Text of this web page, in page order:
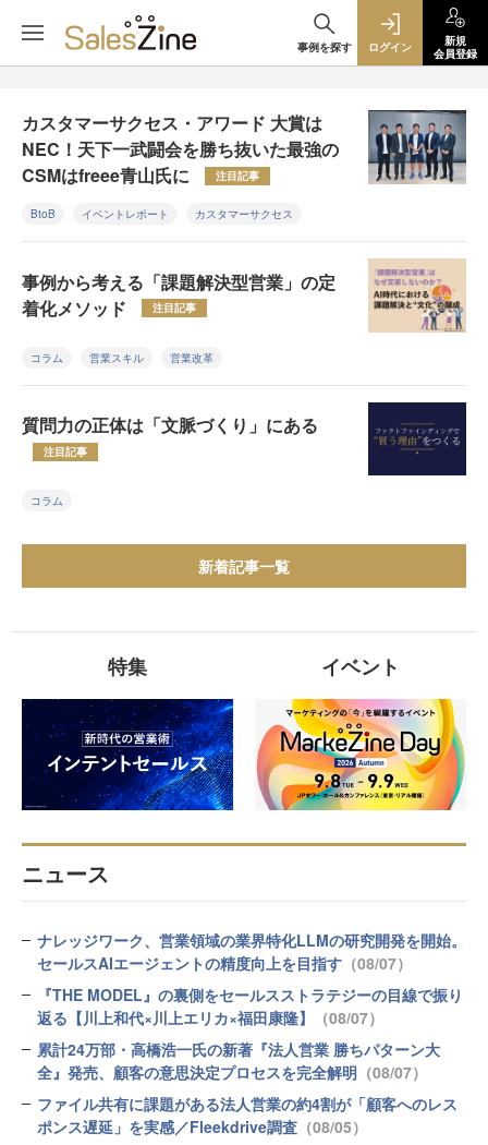
事例を探す ログイン
新規
会員登録
カスタマーサクセス・アワード 大賞は
NEC！天下一武闘会を勝ち抜いた最強の
CSMはfreee青山氏に
注目記事
BtoB イベントレポート カスタマーサクセス
事例から考える「課題解決型営業」の定
着化メソッド
注目記事
コラム 営業スキル 営業改革
質問力の正体は「文脈づくり」にある
注目記事
コラム
新着記事一覧
特集 イベント
ニュース
ナレッジワーク、営業領域の業界特化LLMの研究開発を開始。
セールスAIエージェントの精度向上を目指す （08/07）
『THE MODEL』の裏側をセールスストラテジーの目線で振り
返る【川上和代×川上エリカ×福田康隆】
（08/07）
累計24万部・高橋浩一氏の新著『法人営業 勝ちパターン大
全』発売、顧客の意思決定プロセスを完全解明 （08/07）
ファイル共有に課題がある法人営業の約4割が「顧客へのレス
ポンス遅延」を実感／Fleekdrive調査 （08/05）